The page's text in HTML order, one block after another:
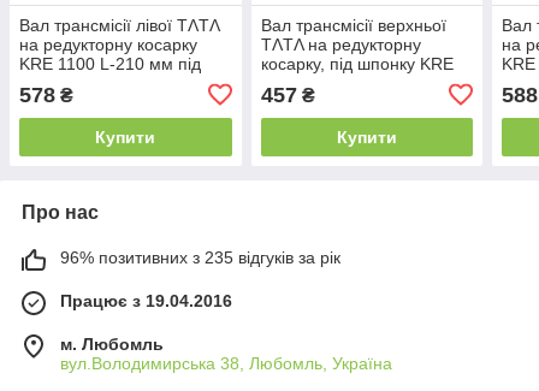
Вал трансмісії лівої TΛTΛ
на редукторну косарку
KRE 1100 L-210 мм під
578 ₴
Купити
Вал трансмісії верхньої
TΛTΛ на редукторну
косарку, під шпонку KRE
457₴
Купити
Вал
на
588
Про нас
96% позитивних з 235 відгуків за рік
Працює з 19.04.2016
м. Любомль
вул.Володимирська 38, Любомль, Україна